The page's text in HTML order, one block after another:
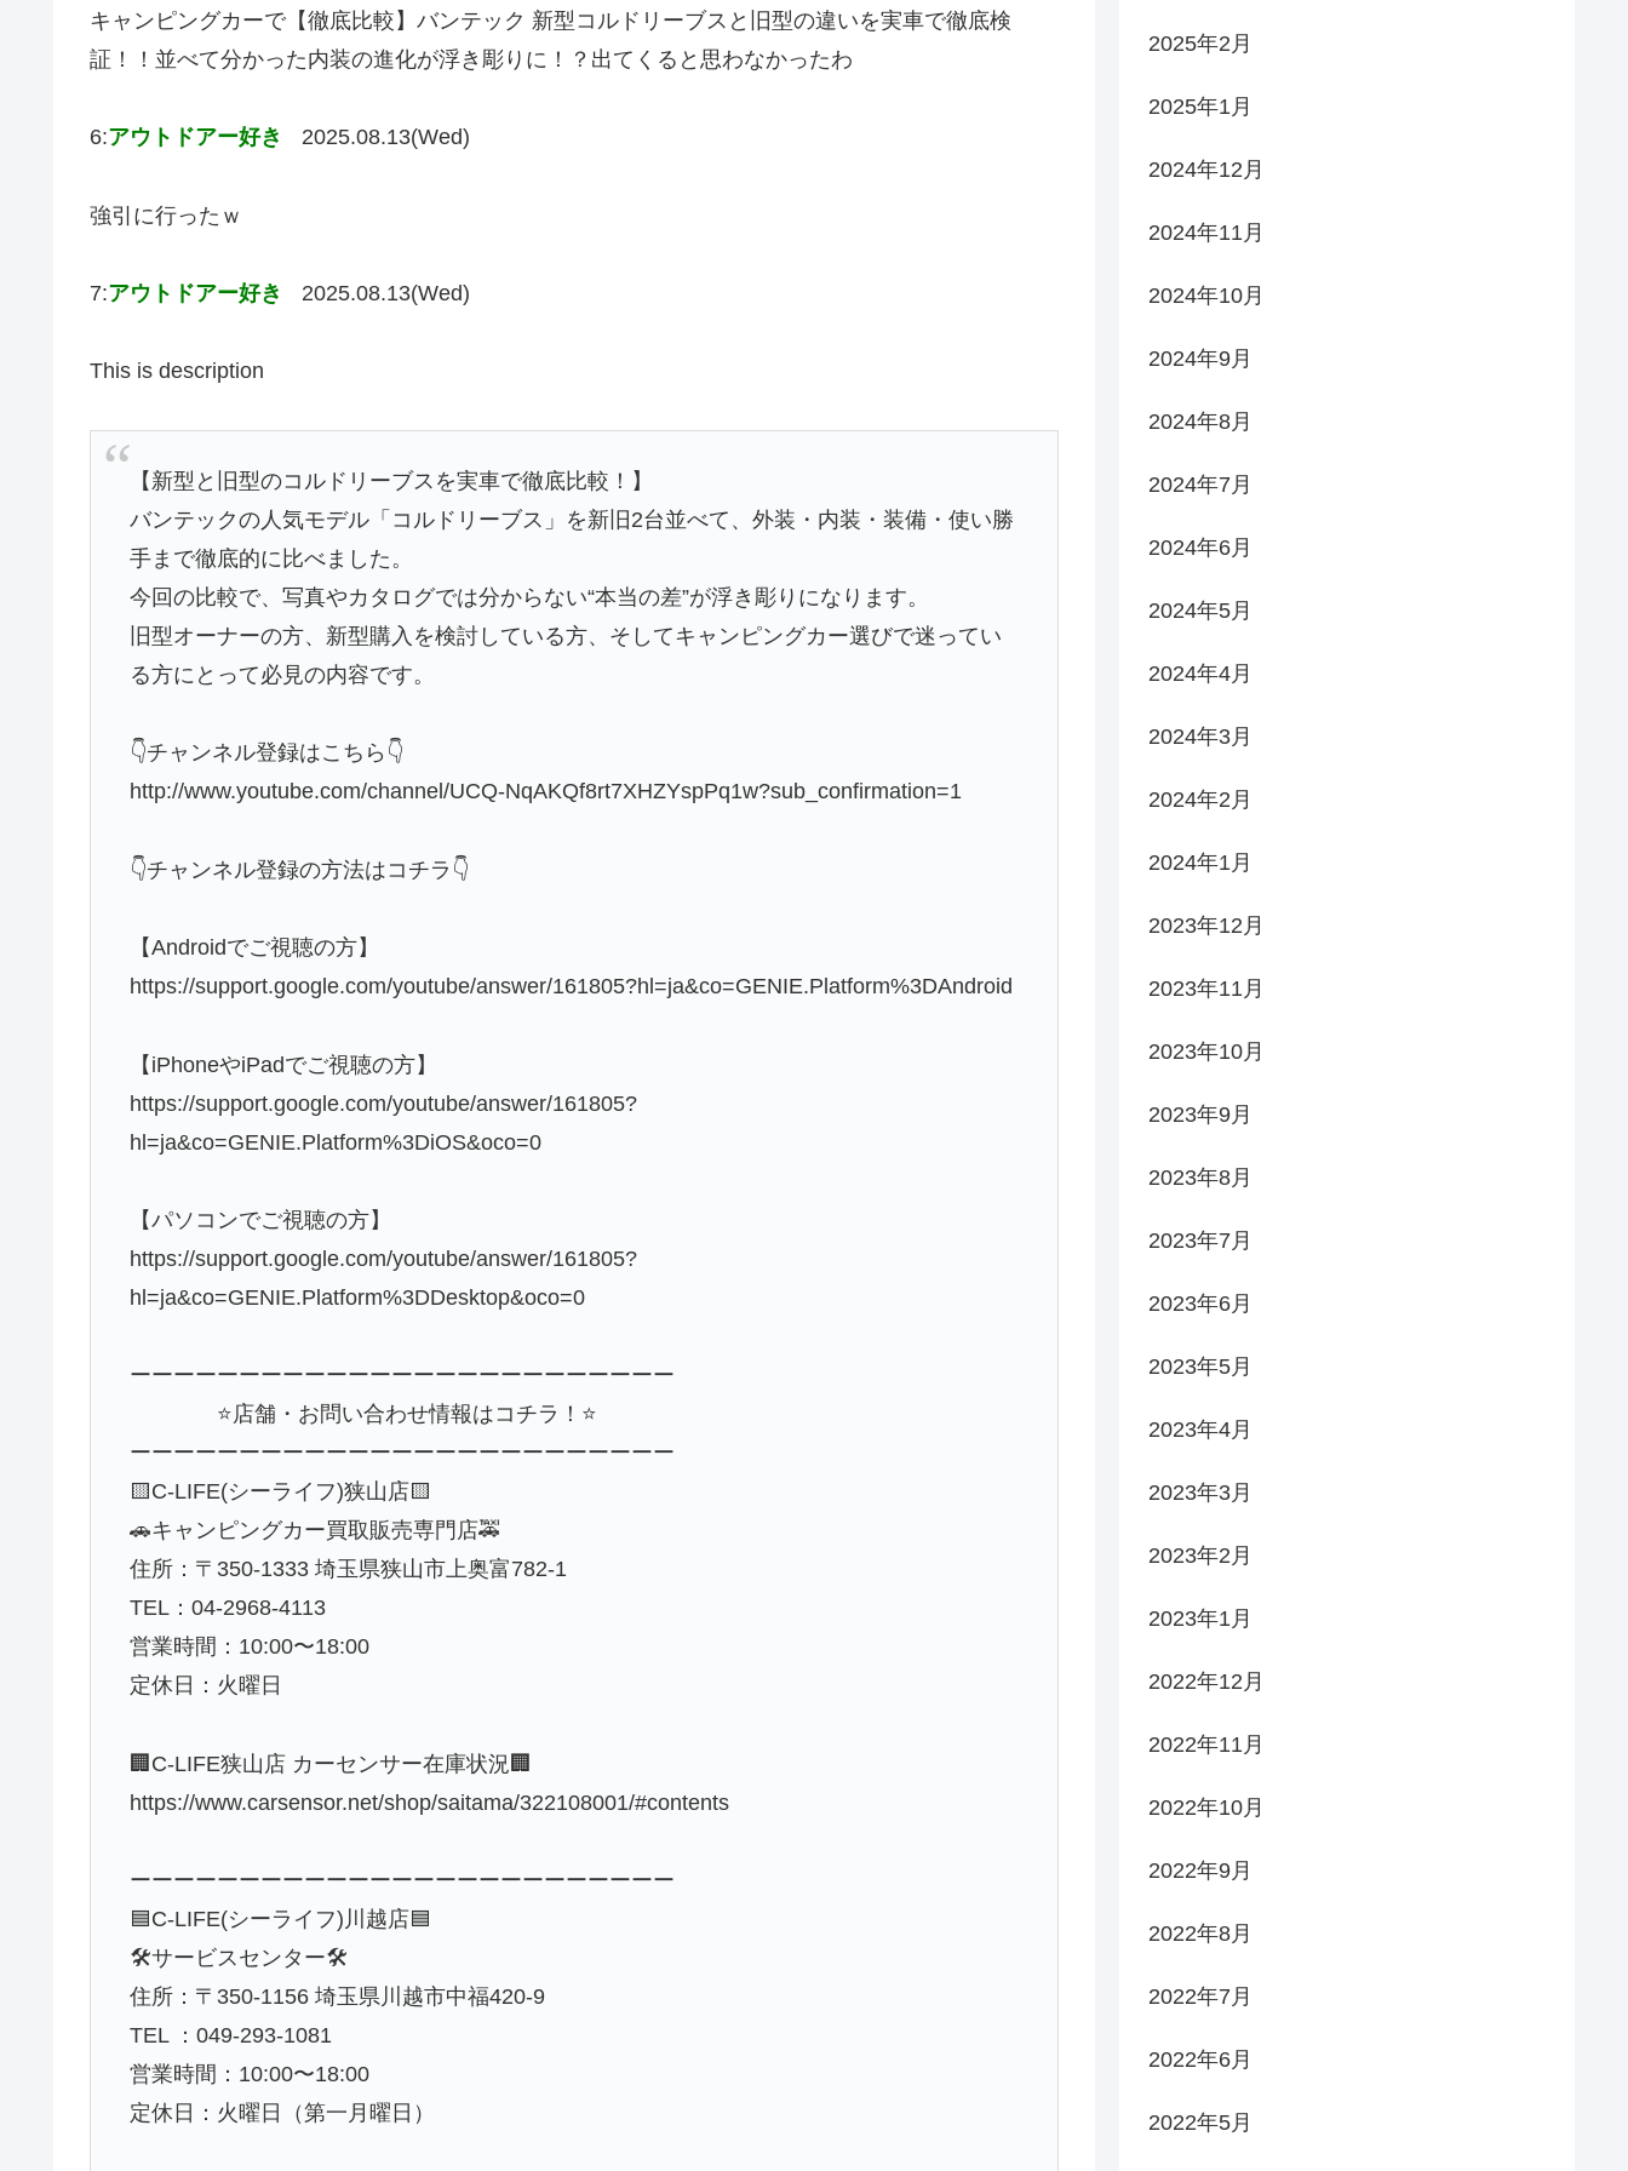
キャンピングカーで【徹底比較】バンテック 新型コルドリーブスと旧型の違いを実車で徹底検
証！！並べて分かった内装の進化が浮き彫りに！？出てくると思わなかったわ
6:アウトドアー好き 2025.08.13(Wed)
強引に行ったｗ
7:アウトドアー好き 2025.08.13(Wed)
This is description
【新型と旧型のコルドリーブスを実車で徹底比較！】
バンテックの人気モデル「コルドリーブス」を新旧2台並べて、外装・内装・装備・使い勝
手まで徹底的に比べました。
今回の比較で、写真やカタログでは分からない“本当の差”が浮き彫りになります。
旧型オーナーの方、新型購入を検討している方、そしてキャンピングカー選びで迷ってい
る方にとって必見の内容です。
👇チャンネル登録はこちら👇
http://www.youtube.com/channel/UCQ-NqAKQf8rt7XHZYspPq1w?sub_confirmation=1
👇チャンネル登録の方法はコチラ👇
【Androidでご視聴の方】
https://support.google.com/youtube/answer/161805?hl=ja&co=GENIE.Platform%3DAndroid
【iPhoneやiPadでご視聴の方】
https://support.google.com/youtube/answer/161805?
hl=ja&co=GENIE.Platform%3DiOS&oco=0
【パソコンでご視聴の方】
https://support.google.com/youtube/answer/161805?
hl=ja&co=GENIE.Platform%3DDesktop&oco=0
ーーーーーーーーーーーーーーーーーーーーーーーーー
⭐️店舗・お問い合わせ情報はコチラ！⭐️
ーーーーーーーーーーーーーーーーーーーーーーーーー
🟨C-LIFE(シーライフ)狭山店🟨
🚗キャンピングカー買取販売専門店🚕
住所：〒350-1333 埼玉県狭山市上奥富782-1
TEL：04-2968-4113
営業時間：10:00〜18:00
定休日：火曜日
🏢C-LIFE狭山店 カーセンサー在庫状況🏢
https://www.carsensor.net/shop/saitama/322108001/#contents
ーーーーーーーーーーーーーーーーーーーーーーーーー
🟦C-LIFE(シーライフ)川越店🟦
🛠️サービスセンター🛠️
住所：〒350-1156 埼玉県川越市中福420-9
TEL ：049-293-1081
営業時間：10:00〜18:00
定休日：火曜日（第一月曜日）
2025年2月
2025年1月
2024年12月
2024年11月
2024年10月
2024年9月
2024年8月
2024年7月
2024年6月
2024年5月
2024年4月
2024年3月
2024年2月
2024年1月
2023年12月
2023年11月
2023年10月
2023年9月
2023年8月
2023年7月
2023年6月
2023年5月
2023年4月
2023年3月
2023年2月
2023年1月
2022年12月
2022年11月
2022年10月
2022年9月
2022年8月
2022年7月
2022年6月
2022年5月